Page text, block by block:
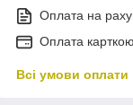
Оплата на
Оплата
Всі умови оплати